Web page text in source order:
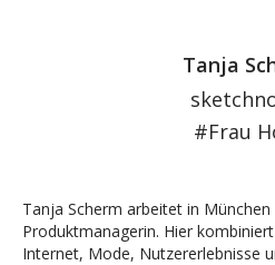
Tanja
#Frau
Tanja Scherm arbeitet in München
Produktmanagerin. Hier
Internet, Mode, Nutzererlebnisse